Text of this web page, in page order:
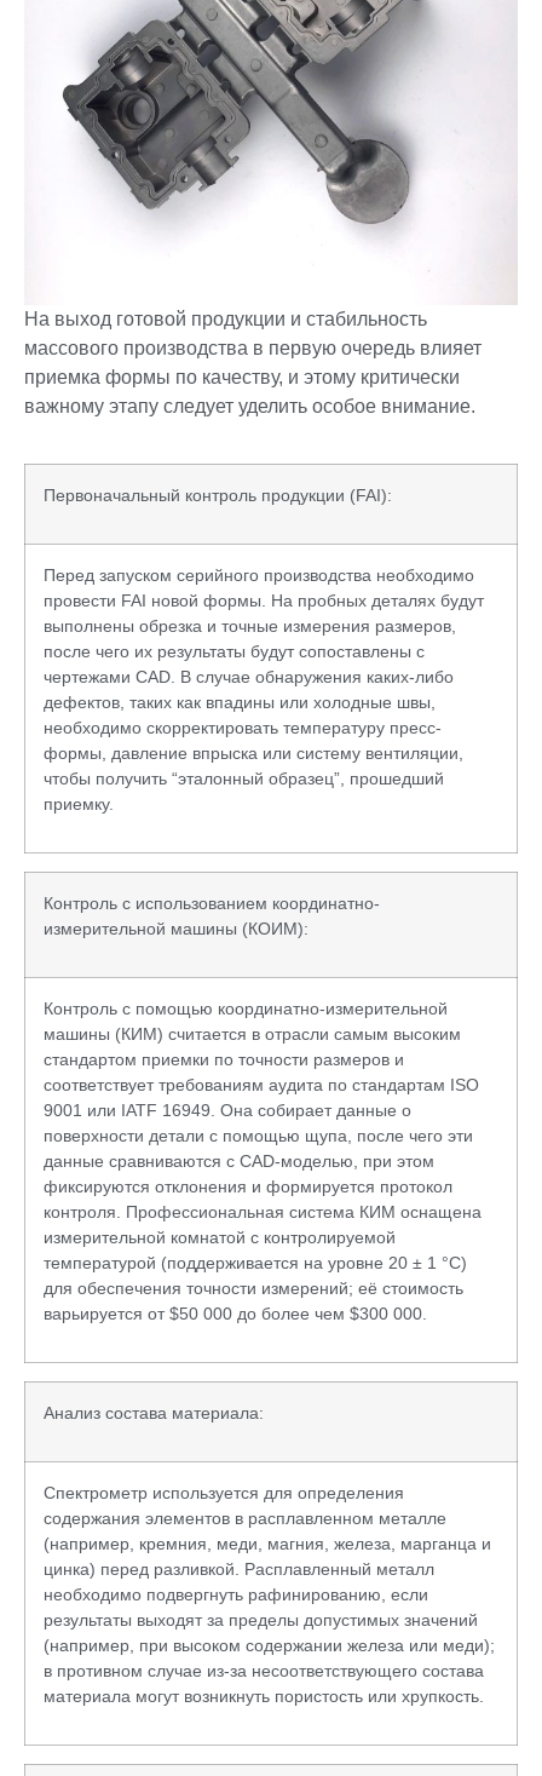
На выход готовой продукции и стабильность
массового производства в первую очередь влияет
приемка формы по качеству, и этому критически
важному этапу следует уделить особое внимание.
Первоначальный контроль продукции (FAI):
Перед запуском серийного производства необходимо
провести FAI новой формы. На пробных деталях будут
выполнены обрезка и точные измерения размеров,
после чего их результаты будут сопоставлены с
чертежами CAD. В случае обнаружения каких-либо
дефектов, таких как впадины или холодные швы,
необходимо скорректировать температуру пресс-
формы, давление впрыска или систему вентиляции,
чтобы получить “эталонный образец”, прошедший
приемку.
Контроль с использованием координатно-
измерительной машины (КОИМ):
Контроль с помощью координатно-измерительной
машины (КИМ) считается в отрасли самым высоким
стандартом приемки по точности размеров и
соответствует требованиям аудита по стандартам ISO
9001 или IATF 16949. Она собирает данные о
поверхности детали с помощью щупа, после чего эти
данные сравниваются с CAD-моделью, при этом
фиксируются отклонения и формируется протокол
контроля. Профессиональная система КИМ оснащена
измерительной комнатой с контролируемой
температурой (поддерживается на уровне 20 ± 1 °C)
для обеспечения точности измерений; её стоимость
варьируется от $50 000 до более чем $300 000.
Анализ состава материала:
Спектрометр используется для определения
содержания элементов в расплавленном металле
(например, кремния, меди, магния, железа, марганца и
цинка) перед разливкой. Расплавленный металл
необходимо подвергнуть рафинированию, если
результаты выходят за пределы допустимых значений
(например, при высоком содержании железа или меди);
в противном случае из-за несоответствующего состава
материала могут возникнуть пористость или хрупкость.